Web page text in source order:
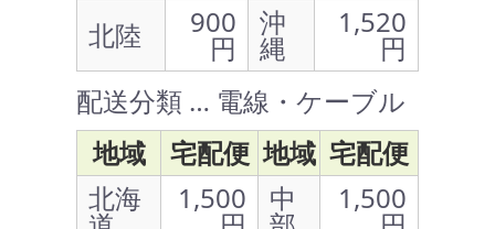
北陸
900
円
沖
縄
1,520
円
配送分類 … 電線・ケーブル
地域
宅配便 地域 宅配便
北海
1,500 中 1,500